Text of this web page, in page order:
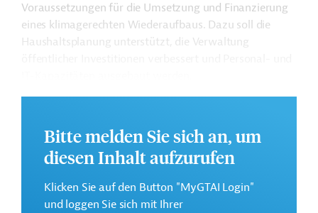
Voraussetzungen für die Umsetzung und Finanzierung
eines klimagerechten Wiederaufbaus. Dazu soll die
Haushaltsplanung unterstützt, die Verwaltung
Weitere Informationen zu dem Entwicklungsprojekt
finden Sie auf derWebseite der Weltbankgruppe
bereitsteht.
Bitte melden Sie sich an, um
diesen Inhalt aufzurufen
Klicken Sie auf den Button "MyGTAI Login"
und loggen Sie sich mit Ihrer